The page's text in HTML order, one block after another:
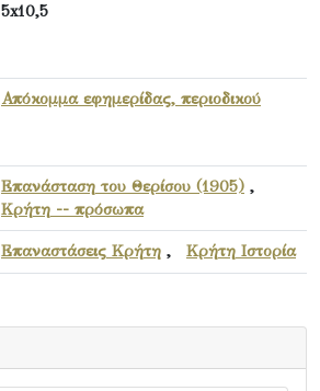
5x10,5
Απόκομμα εφημερίδας, περιοδικού
Επανάσταση του Θερίσου (1905) ,
Κρήτη -- πρόσωπα
Επαναστάσεις Κρήτη , Κρήτη Ιστορία